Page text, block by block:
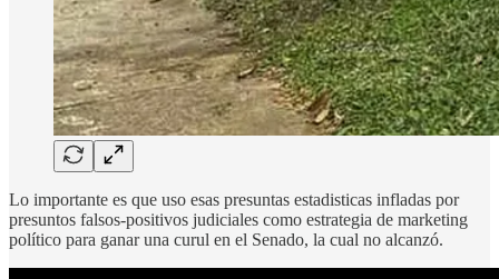
Lo importante es que uso esas presuntas estadisticas infladas por
presuntos falsos-positivos judiciales como estrategia de marketing
político para ganar una curul en el Senado, la cual no alcanzó.